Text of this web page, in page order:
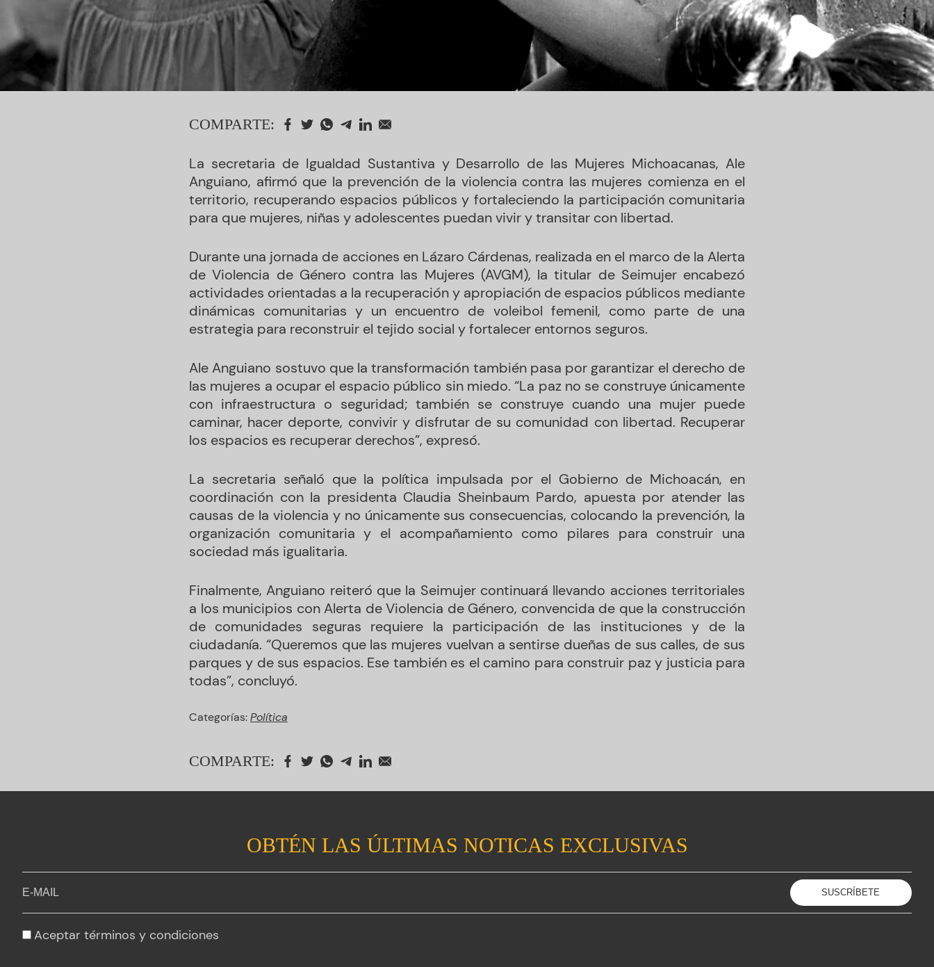
COMPARTE:
La secretaria de Igualdad Sustantiva y Desarrollo de las Mujeres Michoacanas, Ale
Anguiano, afirmó que la prevención de la violencia contra las mujeres comienza en el
territorio, recuperando espacios públicos y fortaleciendo la participación comunitaria
para que mujeres, niñas y adolescentes puedan vivir y transitar con libertad.
Durante una jornada de acciones en Lázaro Cárdenas, realizada en el marco de la Alerta
de Violencia de Género contra las Mujeres (AVGM), la titular de Seimujer encabezó
actividades orientadas a la recuperación y apropiación de espacios públicos mediante
dinámicas comunitarias y un encuentro de voleibol femenil, como parte de una
estrategia para reconstruir el tejido social y fortalecer entornos seguros.
Ale Anguiano sostuvo que la transformación también pasa por garantizar el derecho de
las mujeres a ocupar el espacio público sin miedo. “La paz no se construye únicamente
con infraestructura o seguridad; también se construye cuando una mujer puede
caminar, hacer deporte, convivir y disfrutar de su comunidad con libertad. Recuperar
los espacios es recuperar derechos”, expresó.
La secretaria señaló que la política impulsada por el Gobierno de Michoacán, en
coordinación con la presidenta Claudia Sheinbaum Pardo, apuesta por atender las
causas de la violencia y no únicamente sus consecuencias, colocando la prevención, la
organización comunitaria y el acompañamiento como pilares para construir una
sociedad más igualitaria.
Finalmente, Anguiano reiteró que la Seimujer continuará llevando acciones territoriales
a los municipios con Alerta de Violencia de Género, convencida de que la construcción
de comunidades seguras requiere la participación de las instituciones y de la
ciudadanía. “Queremos que las mujeres vuelvan a sentirse dueñas de sus calles, de sus
parques y de sus espacios. Ese también es el camino para construir paz y justicia para
todas”, concluyó.
Categorías:Política
COMPARTE:
OBTÉN LAS ÚLTIMAS NOTICAS EXCLUSIVAS
Aceptar términos y condiciones